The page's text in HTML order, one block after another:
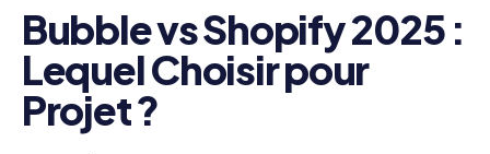
Bubble vs Shopify 2025 :
Lequel Choisir pour
Projet ?